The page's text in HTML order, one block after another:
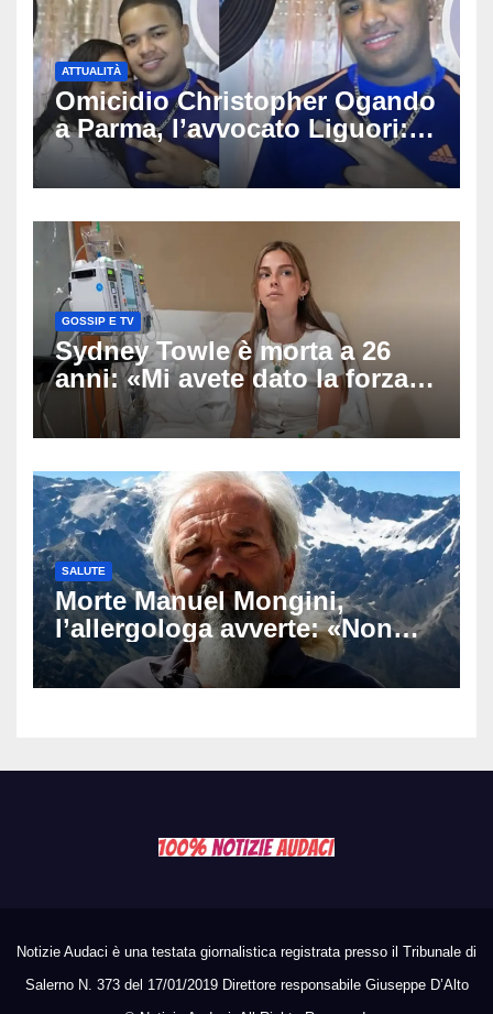
ATTUALITÀ
Omicidio Christopher Ogando
a Parma, l’avvocato Liguori:
«Ogni elemento va
approfondito fino in fondo»,
investigatori
GOSSIP E TV
Sydney Towle è morta a 26
anni: «Mi avete dato la forza
di andare avanti», l’ultimo
messaggio dell’influencer
SALUTE
Morte Manuel Mongini,
l’allergologa avverte: «Non
aspettate di sapere se siete
allergici»
Notizie Audaci è una testata giornalistica registrata presso il Tribunale di
Salerno N. 373 del 17/01/2019 Direttore responsabile Giuseppe D’Alto